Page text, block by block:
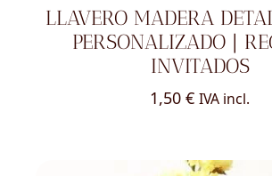
LLAVERO MADERA
PERSONALIZADO |
INVITADOS
1,50 € IVA incl.